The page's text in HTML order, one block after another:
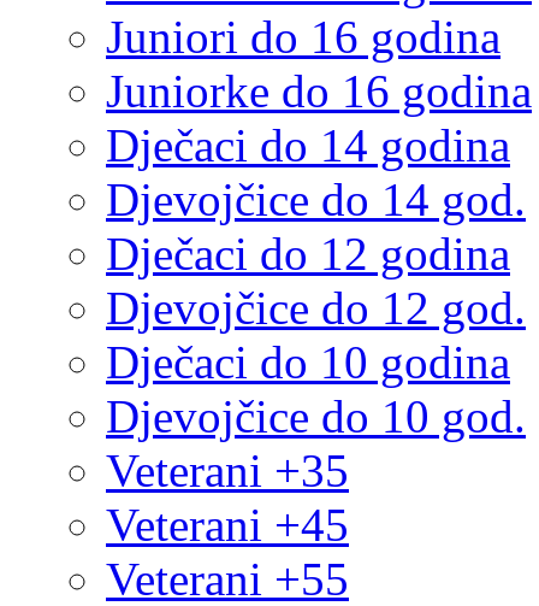
Juniori do 16 godina
Juniorke do 16 godina
Dječaci do 14 godina
Djevojčice do 14 god.
Dječaci do 12 godina
Djevojčice do 12 god.
Dječaci do 10 godina
Djevojčice do 10 god.
Veterani +35
Veterani +45
Veterani +55